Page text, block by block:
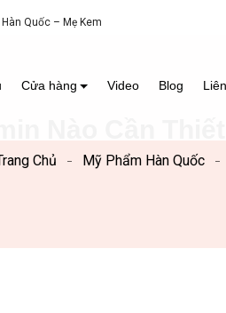
Quốc – Mẹ Kem
Cửa hàng Video Blog
Chủ Mỹ Phẩm Hàn Quốc